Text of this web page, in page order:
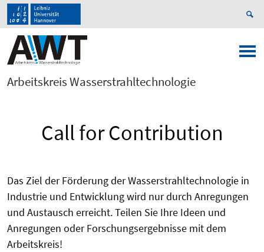
Arbeitskreis Wasserstrahltechnologie
Call for Contribution
Das Ziel der Förderung der Wasserstrahltechnologie in
Industrie und Entwicklung wird nur durch Anregungen
und Austausch erreicht. Teilen Sie Ihre Ideen und
Anregungen oder Forschungsergebnisse mit dem
Arbeitskreis!